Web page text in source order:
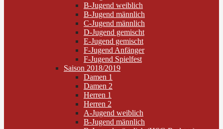
B-Jugend weiblich
B-Jugend männlich
C-Jugend männlich
D-Jugend gemischt
E-Jugend gemischt
F-Jugend Anfänger
F-Jugend Spielfest
Saison 2018/2019
Damen 1
Damen 2
Herren 1
Herren 2
A-Jugend weiblich
B-Jugend männlich